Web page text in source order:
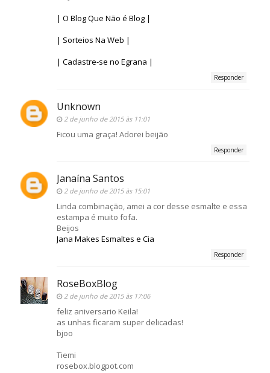
| O Blog Que Não é Blog |
| Sorteios Na Web |
| Cadastre-se no Egrana |
Responder
Unknown
2 de junho de 2015 às 11:01
Ficou uma graça! Adorei beijão
Responder
Janaína Santos
2 de junho de 2015 às 15:01
Linda combinação, amei a cor desse esmalte e essa
estampa é muito fofa.
Beijos
Jana Makes Esmaltes e Cia
Responder
RoseBoxBlog
2 de junho de 2015 às 17:06
feliz aniversario Keila!
as unhas ficaram super delicadas!
bjoo
Tiemi
rosebox.blogpot.com